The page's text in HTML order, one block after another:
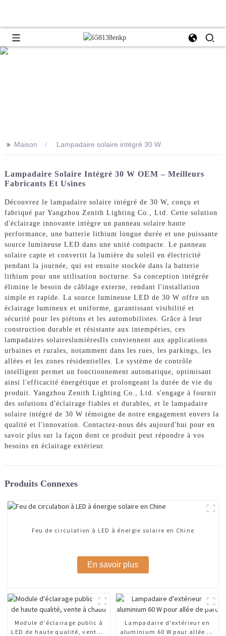
>> Maison Lampadaire solaire intégré 30 W
Lampadaire Solaire Intégré 30 W OEM – Meilleurs
Fabricants Et Usines
Découvrez le lampadaire solaire intégré de 30 W, conçu et
fabriqué par Yangzhou Zenith Lighting Co., Ltd. Cette solution
d'éclairage innovante intègre un panneau solaire haute
performance, une batterie lithium longue durée et une puissante
source lumineuse LED dans une unité compacte. Le panneau
solaire capte et convertit la lumière du soleil en électricité
pendant la journée, qui est ensuite stockée dans la batterie
lithium pour une utilisation nocturne. Sa conception intégrée
élimine le besoin de câblage externe, rendant l'installation
simple et rapide. La source lumineuse LED de 30 W offre un
éclairage lumineux et uniforme, garantissant visibilité et
sécurité pour les piétons et les automobilistes. Grâce à leur
construction durable et résistante aux intempéries, ces
lampadaires solaireslumièresIls conviennent aux applications
urbaines et rurales, notamment dans les rues, les parkings, les
allées et les zones résidentielles. Le système de contrôle
intelligent permet un fonctionnement automatique, optimisant
ainsi l'efficacité énergétique et prolongeant la durée de vie du
produit. Yangzhou Zenith Lighting Co., Ltd. s'engage à fournir
des solutions d'éclairage fiables et durables, et le lampadaire
solaire intégré de 30 W témoigne de notre engagement envers la
qualité et l'innovation. Contactez-nous dès aujourd'hui pour en
savoir plus sur la façon dont ce produit peut répondre à vos
besoins en éclairage extérieur.
Produits Connexes
Feu de circulation à LED à énergie solaire en Chine
En savoir plus
Module d'éclairage public à
LED de haute qualité, vente à
Lampadaire d'extérieur en
aluminium 60 W pour allée de